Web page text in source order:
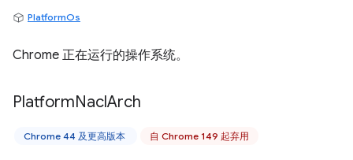
PlatformOs
Chrome 正在运行的操作系统。
PlatformNaclArch
Chrome 44 及更高版本 自 Chrome 149 起弃用